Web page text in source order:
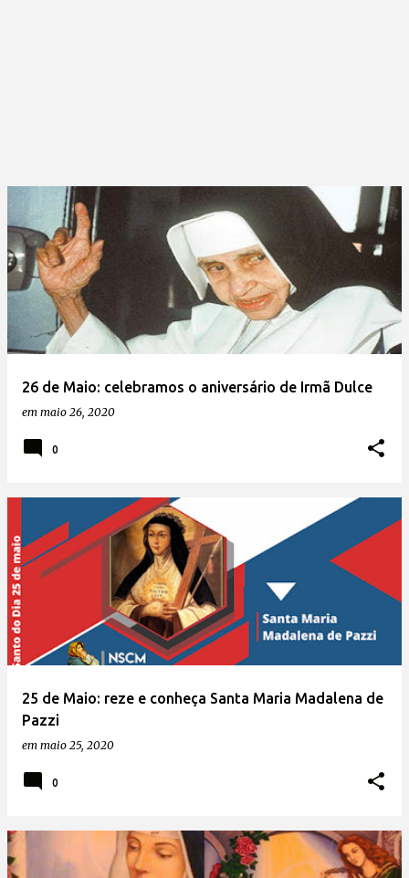
26 de Maio: celebramos o aniversário de Irmã Dulce
em maio 26, 2020
0
25 de Maio: reze e conheça Santa Maria Madalena de
Pazzi
em maio 25, 2020
0